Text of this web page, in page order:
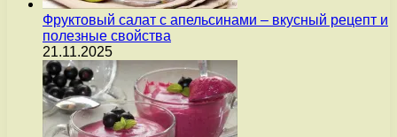
Фруктовый салат с апельсинами – вкусный рецепт и
полезные свойства
21.11.2025